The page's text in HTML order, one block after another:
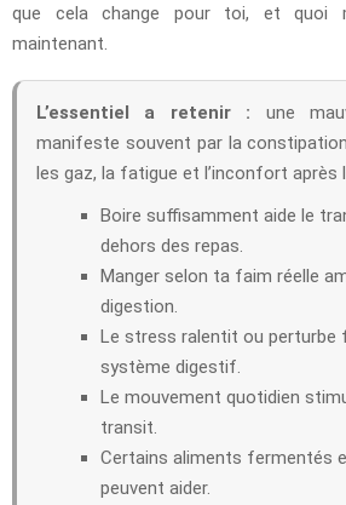
que cela change pour toi, et quoi
maintenant.
L’essentiel a retenir : une
manifeste souvent par la
les gaz, la fatigue et l’inconfort après
Boire suffisamment aide le
dehors des repas.
Manger selon ta faim réelle
digestion.
Le stress ralentit ou perturbe
système digestif.
Le mouvement quotidien
transit.
Certains aliments fermentés
peuvent aider.